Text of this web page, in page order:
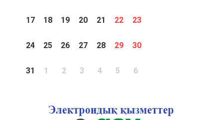
17 18 19 20 21 22 23
24 25 26 27 28 29 30
31 1 2 3 4 5 6